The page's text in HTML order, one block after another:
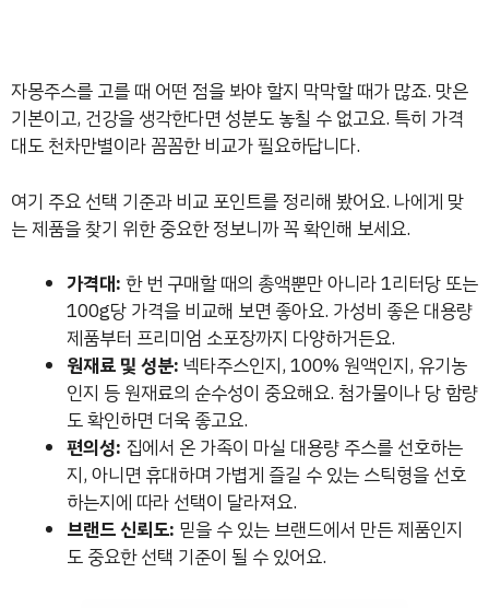
자몽주스를 고를 때 어떤 점을 봐야 할지 막막할 때가 많죠. 맛은
기본이고, 건강을 생각한다면 성분도 놓칠 수 없고요. 특히 가격
대도 천차만별이라 꼼꼼한 비교가 필요하답니다.
여기 주요 선택 기준과 비교 포인트를 정리해 봤어요. 나에게 맞
는 제품을 찾기 위한 중요한 정보니까 꼭 확인해 보세요.
가격대: 한 번 구매할 때의 총액뿐만 아니라 1리터당 또는
100g당 가격을 비교해 보면 좋아요. 가성비 좋은 대용량
제품부터 프리미엄 소포장까지 다양하거든요.
원재료 및 성분: 넥타주스인지, 100% 원액인지, 유기농
인지 등 원재료의 순수성이 중요해요. 첨가물이나 당 함량
도 확인하면 더욱 좋고요.
편의성: 집에서 온 가족이 마실 대용량 주스를 선호하는
지, 아니면 휴대하며 가볍게 즐길 수 있는 스틱형을 선호
하는지에 따라 선택이 달라져요.
브랜드 신뢰도: 믿을 수 있는 브랜드에서 만든 제품인지
도 중요한 선택 기준이 될 수 있어요.